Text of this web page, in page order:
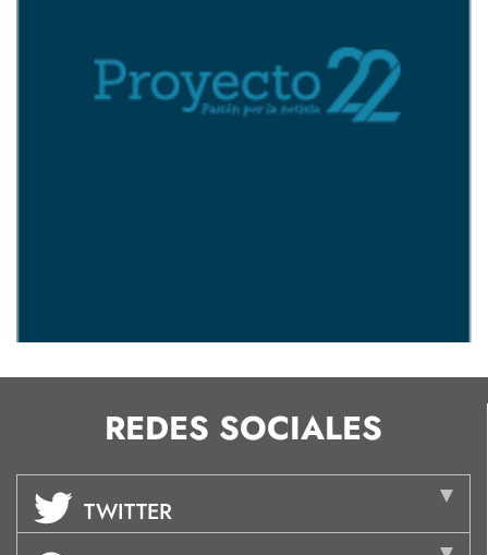
REDES SOCIALES
TWITTER